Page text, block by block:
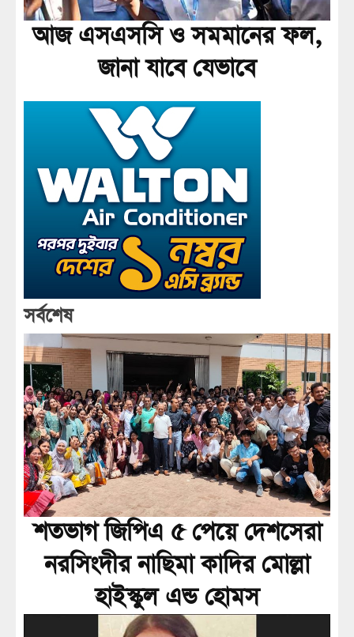
আজ এসএসসি ও সমমানের ফল,
জানা যাবে যেভাবে
সর্বশেষ
শতভাগ জিপিএ ৫ পেয়ে দেশসেরা
নরসিংদীর নাছিমা কাদির মোল্লা
হাইস্কুল এন্ড হোমস